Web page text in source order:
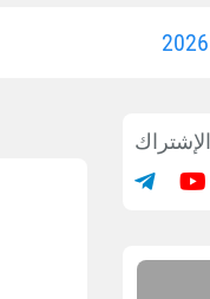
الإشتراك